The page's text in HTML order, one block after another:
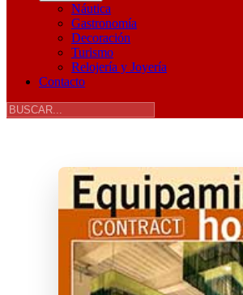
Náutica
Gastronomía
Decoración
Turismo
Relojería y Joyería
Contacto